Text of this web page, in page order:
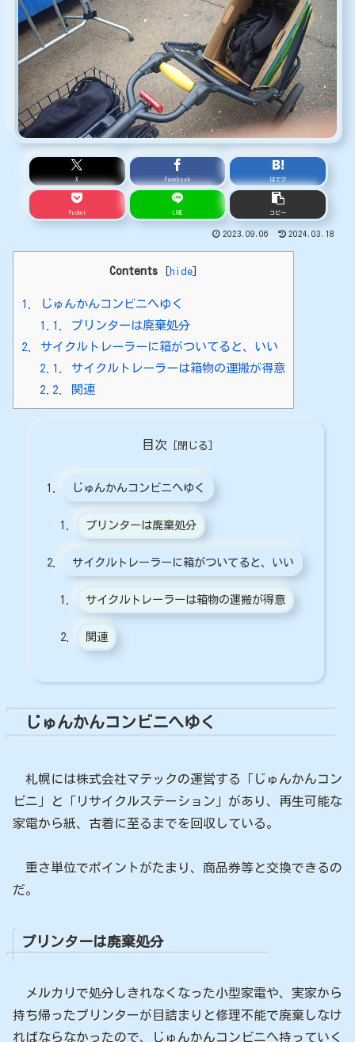
X Facebook はてブ
Pocket LINE コピー
2023.09.06 2024.03.18
Contents hide]
1.
じゅんかんコンビニへゆく
1.1.
プリンターは廃棄処分
2.
サイクルトレーラーに箱がついてると、いい
2.1.
サイクルトレーラーは箱物の運搬が得意
2.2.
関連
目次
じゅんかんコンビニへゆく
プリンターは廃棄処分
サイクルトレーラーに箱がついてると、いい
サイクルトレーラーは箱物の運搬が得意
関連
じゅんかんコンビニへゆく
札幌には株式会社マテックの運営する「じゅんかんコン
ビニ」と「リサイクルステーション」があり、再生可能な
家電から紙、古着に至るまでを回収している。
重さ単位でポイントがたまり、商品券等と交換できるの
だ。
プリンターは廃棄処分
メルカリで処分しきれなくなった小型家電や、実家から
持ち帰ったプリンターが目詰まりと修理不能で廃棄しなけ
ればならなかったので、じゅんかんコンビニへ持っていく